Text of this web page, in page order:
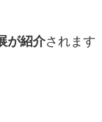
が紹介されます